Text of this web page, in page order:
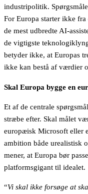
industripolitik.
For Europa starter ikke
de mest udbredte AI-
de vigtigste
betyder ikke, at Europas
ikke kan bestå af værdier
Skal Europa bygge en
Et af de centrale
stræbe efter. Skal målet
europæisk Microsoft eller
ambition både urealistisk
mener, at Europa bør
platformsgigant til idealet.
“Vi skal ikke forsøge at